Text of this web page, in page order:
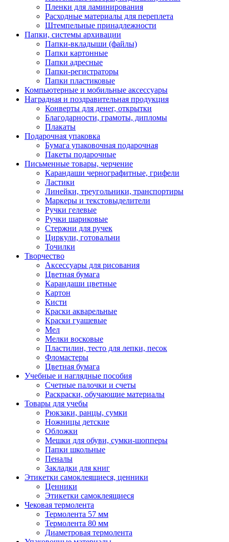
Пленки для ламинирования
Расходные материалы для переплета
Штемпельные принадлежности
Папки, системы архивации
Папки-вкладыши (файлы)
Папки картонные
Папки адресные
Папки-регистраторы
Папки пластиковые
Компьютерные и мобильные аксессуары
Наградная и поздравительная продукция
Конверты для денег, открытки
Благодарности, грамоты, дипломы
Плакаты
Подарочная упаковка
Бумага упаковочная подарочная
Пакеты подарочные
Письменные товары, черчение
Карандаши чернографитные, грифели
Ластики
Линейки, треугольники, транспортиры
Маркеры и текстовыделители
Ручки гелевые
Ручки шариковые
Стержни для ручек
Циркули, готовальни
Точилки
Творчество
Аксессуары для рисования
Цветная бумага
Карандаши цветные
Картон
Кисти
Краски акварельные
Краски гуашевые
Мел
Мелки восковые
Пластилин, тесто для лепки, песок
Фломастеры
Цветная бумага
Учебные и наглядные пособия
Счетные палочки и счеты
Раскраски, обучающие материалы
Товары для учебы
Рюкзаки, ранцы, сумки
Ножницы детские
Обложки
Мешки для обуви, сумки-шопперы
Папки школьные
Пеналы
Закладки для книг
Этикетки самоклеящиеся, ценники
Ценники
Этикетки самоклеящиеся
Чековая термолента
Термолента 57 мм
Термолента 80 мм
Диаметровая термолента